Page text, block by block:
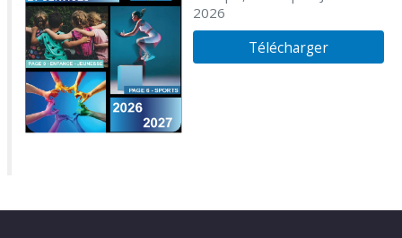
2026
Télécharger